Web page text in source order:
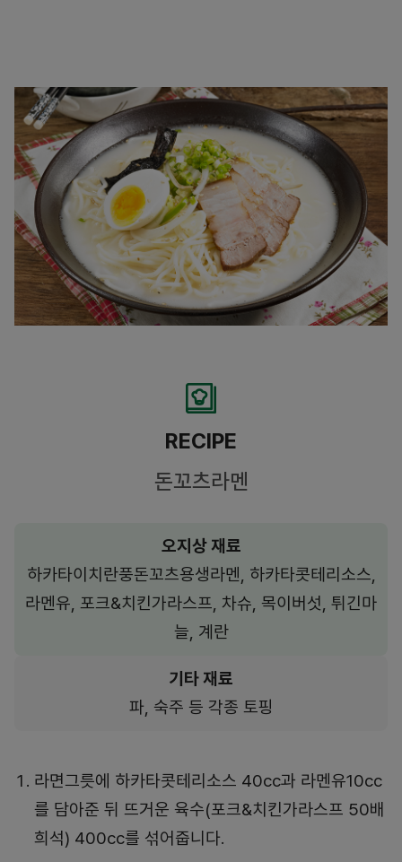
RECIPE
돈꼬츠라멘
오지상 재료
하카타이치란풍돈꼬츠용생라멘, 하카타콧테리소스,
라멘유, 포크&치킨가라스프, 차슈, 목이버섯, 튀긴마
늘, 계란
기타 재료
파, 숙주 등 각종 토핑
라면그릇에 하카타콧테리소스 40cc과 라멘유10cc
를 담아준 뒤 뜨거운 육수(포크&치킨가라스프 50배
희석) 400cc를 섞어줍니다.